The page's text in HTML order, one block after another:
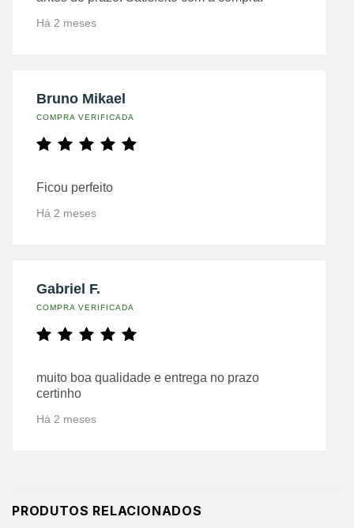
Há 2 meses
Bruno Mikael
COMPRA VERIFICADA
Ficou perfeito
Há 2 meses
Gabriel F.
COMPRA VERIFICADA
muito boa qualidade e entrega no prazo
certinho
Há 2 meses
PRODUTOS RELACIONADOS